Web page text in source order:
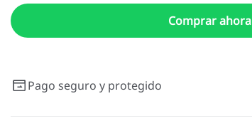
Comprar ahora
Pago seguro y protegido